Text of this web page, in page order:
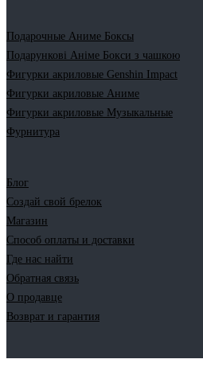
Подарочные Аниме Боксы
Подарункові Аніме Бокси з чашкою
Фигурки акриловые Genshin Impact
Фигурки акриловые Аниме
Фигурки акриловые Музыкальные
Фурнитура
Блог
Создай свой брелок
Магазин
Способ оплаты и доставки
Где нас найти
Обратная связь
О продавце
Возврат и гарантия